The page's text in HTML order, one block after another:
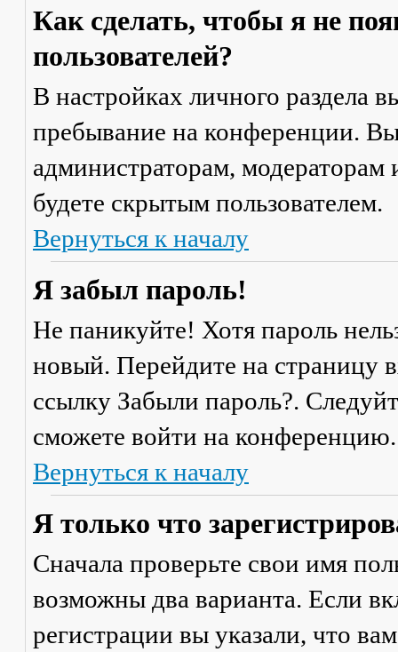
Как сделать, чтобы я не
пользователей?
В настройках личного раздела
пребывание на конференции.
администраторам,
будете скрытым пользователем.
Вернуться к началу
Я забыл пароль!
Не паникуйте! Хотя пароль
новый. Перейдите на страницу
ссылку Забыли пароль?.
сможете войти на конференцию.
Вернуться к началу
Я только что
Сначала проверьте свои имя
возможны два варианта. Если
регистрации вы указали, что